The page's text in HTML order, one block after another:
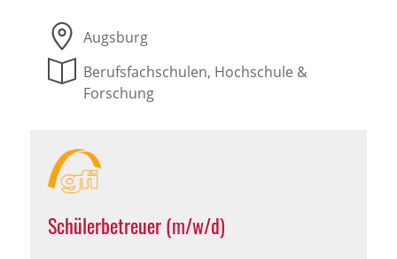
Augsburg
Berufsfachschulen, Hochschule &
Forschung
Schülerbetreuer (m/w/d)